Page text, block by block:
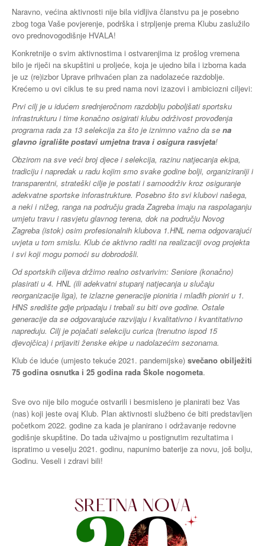
Naravno, većina aktivnosti nije bila vidljiva članstvu pa je posebno
zbog toga Vaše povjerenje, podrška i strpljenje prema Klubu zaslužilo
ovo prednovogodišnje HVALA!
Konkretnije o svim aktivnostima i ostvarenjima iz prošlog vremena
bilo je riječi na skupštini u proljeće, koja je ujedno bila i izborna kada
je uz (re)izbor Uprave prihvaćen plan za nadolazeće razdoblje.
Krećemo u ovi ciklus te su pred nama novi izazovi i ambiciozni ciljevi:
Prvi cilj je u idućem srednjeročnom razdoblju poboljšati sportsku
infrastrukturu i time konačno osigirati klubu održivost provođenja
programa rada za 13 selekcija za što je iznimno važno da se na
glavno igralište postavi umjetna trava i osigura rasvjeta!
Obzirom na sve veći broj djece i selekcija, razinu natjecanja ekipa,
tradiciju i napredak u radu kojim smo svake godine bolji, organiziraniji i
transparentni, strateški cilje je postati i samoodrživ kroz osiguranje
adekvatne sportske inforastrukture. Posebno što svi klubovi našega,
a neki i nižeg, ranga na području grada Zagreba imaju na raspolaganju
umjetu travu i rasvjetu glavnog terena, dok na području Novog
Zagreba (istok) osim profesionalnih klubova 1.HNL nema odgovarajući
uvjeta u tom smislu. Klub će aktivno raditi na realizaciji ovog projekta
i svi koji mogu pomoći su dobrodošli.
Od sportskih ciljeva držimo realno ostvarivim: Seniore (konačno)
plasirati u 4. HNL (ili adekvatni stupanj natjecanja u slučaju
reorganizacije liga), te izlazne generacije pioniria i mlađih pioniri u 1.
HNS središte gdje pripadaju i trebali su biti ove godine. Ostale
generacije da se odgovarajuće razvijaju i kvalitativno i kvantitativno
napreduju. Cilj je pojačati selekciju curica (trenutno ispod 15
djevojčica) i prijaviti ženske ekipe u nadolazećim sezonama.
Klub će iduće (umjesto tekuće 2021. pandemijske) svečano obilježiti
75 godina osnutka i 25 godina rada Škole nogometa.
Sve ovo nije bilo moguće ostvarili i besmisleno je planirati bez Vas
(nas) koji jeste ovaj Klub. Plan aktivnosti službeno će biti predstavljen
početkom 2022. godine za kada je planirano i održavanje redovne
godišnje skupštine. Do tada uživajmo u postignutim rezultatima i
ispratimo u veselju 2021. godinu, napunimo baterije za novu, još bolju,
Godinu. Veseli i zdravi bili!